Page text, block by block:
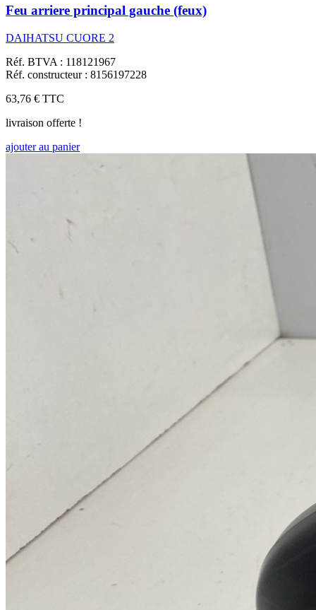
Feu arriere principal gauche (feux)
DAIHATSU CUORE 2
Réf. BTVA : 118121967
Réf. constructeur : 8156197228
63,76 € TTC
livraison offerte !
ajouter au panier